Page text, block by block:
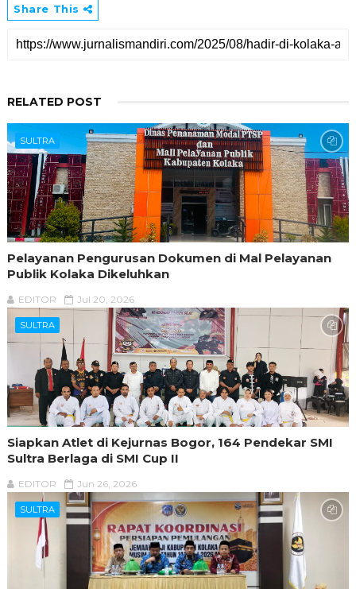
Share This
RELATED POST
SULTRA
Pelayanan Pengurusan Dokumen di Mal Pelayanan
Publik Kolaka Dikeluhkan
EDITOR Jul 20, 2026
SULTRA
Siapkan Atlet di Kejurnas Bogor, 164 Pendekar SMI
Sultra Berlaga di SMI Cup II
EDITOR Jun 26, 2026
SULTRA